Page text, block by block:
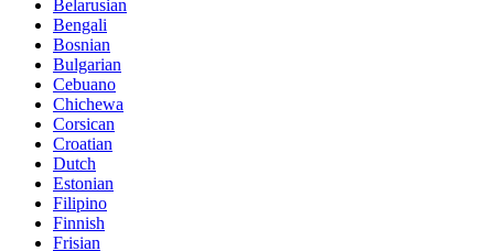
Belarusian
Bengali
Bosnian
Bulgarian
Cebuano
Chichewa
Corsican
Croatian
Dutch
Estonian
Filipino
Finnish
Frisian